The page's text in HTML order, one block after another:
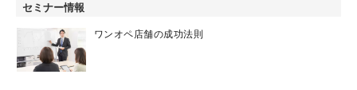
セミナー情報
ワンオペ店舗の成功法則